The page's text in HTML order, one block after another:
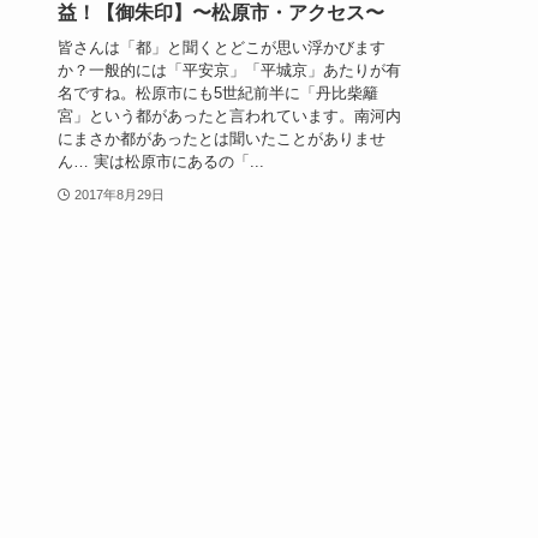
益！【御朱印】〜松原市・アクセス〜
皆さんは「都」と聞くとどこが思い浮かびます
か？一般的には「平安京」「平城京」あたりが有
名ですね。松原市にも5世紀前半に「丹比柴籬
宮」という都があったと言われています。南河内
にまさか都があったとは聞いたことがありませ
ん… 実は松原市にあるの「...
2017年8月29日